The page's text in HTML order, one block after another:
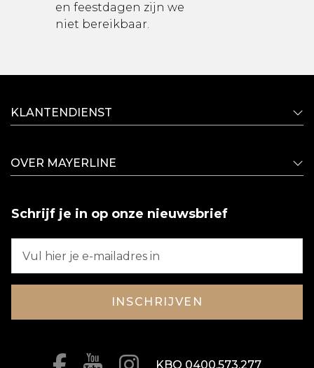
en feestdagen zijn we
niet bereikbaar.
KLANTENDIENST
OVER MAYERLINE
Schrijf je in op onze nieuwsbrief
INSCHRIJVEN
KBO 0400.573.277